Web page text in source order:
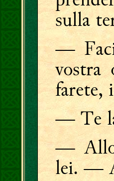
sulla
—
vostra
farete,
— Te
—
lei. —